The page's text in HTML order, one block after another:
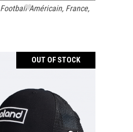
Football Américain, France,
OUT OF STOCK